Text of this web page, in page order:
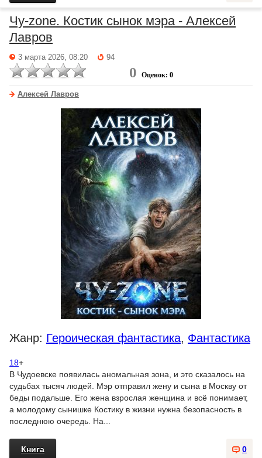
Чу-zone. Костик сынок мэра - Алексей
Лавров
3 марта 2026, 08:20 94
0 Оценок: 0
Алексей Лавров
Жанр: Героическая фантастика, Фантастика
18+
В Чудоевске появилась аномальная зона, и это сказалось на
судьбах тысяч людей. Мэр отправил жену и сына в Москву от
беды подальше. Его жена взрослая женщина и всё понимает,
а молодому сынишке Костику в жизни нужна безопасность в
последнюю очередь. На...
0
Книга